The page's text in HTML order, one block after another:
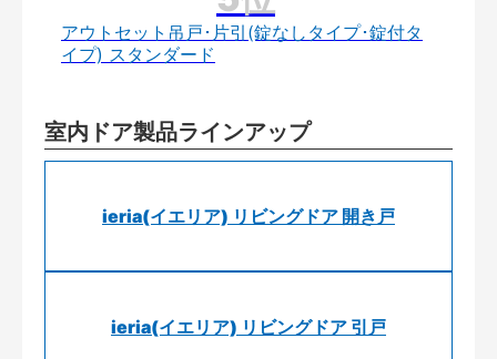
アウトセット吊戸･片引(錠なしタイプ･錠付タ
イプ) スタンダード
室内ドア製品ラインアップ
ieria(イエリア) リビングドア 開き戸
ieria(イエリア) リビングドア 引戸